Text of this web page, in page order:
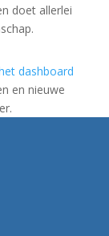
doet allerlei
dashboard
en nieuwe